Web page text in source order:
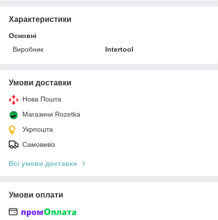
Характеристики
Основні
Виробник
Intertool
Умови доставки
Нова Пошта
Магазини Rozetka
Укрпошта
Самовивіз
Всі умови доставки
Умови оплати